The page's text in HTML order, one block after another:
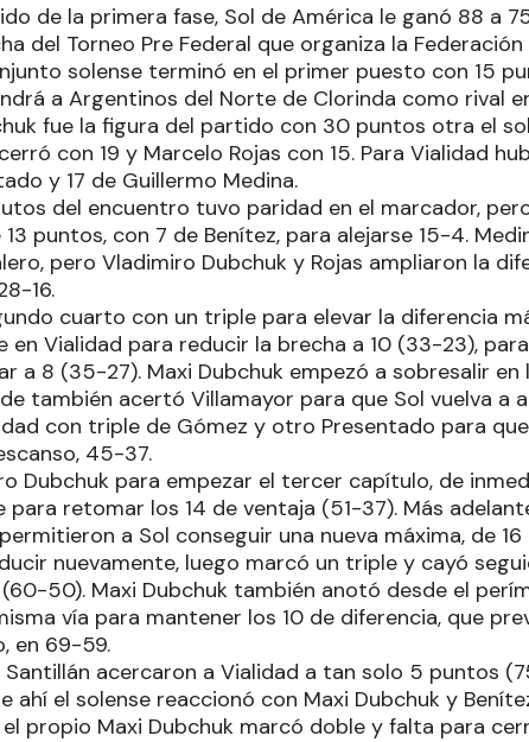
de la primera fase, Sol de América le ganó 88 a
del Torneo Pre Federal que organiza la
solense terminó en el primer puesto con 15
a Argentinos del Norte de Clorinda como rival
fue la figura del partido con 30 puntos otra el
con 19 y Marcelo Rojas con 15. Para Vialidad
y 17 de Guillermo Medina.
del encuentro tuvo paridad en el marcador,
puntos, con 7 de Benítez, para alejarse 15-4.
pero Vladimiro Dubchuk y Rojas ampliaron la
16.
cuarto con un triple para elevar la diferencia
en Vialidad para reducir la brecha a 10 (33-23),
a 8 (35-27). Maxi Dubchuk empezó a sobresalir
también acertó Villamayor para que Sol vuelva a
con triple de Gómez y otro Presentado para
45-37.
Dubchuk para empezar el tercer capítulo, de
para retomar los 14 de ventaja (51-37). Más
a Sol conseguir una nueva máxima, de
nuevamente, luego marcó un triple y cayó
50). Maxi Dubchuk también anotó desde el
vía para mantener los 10 de diferencia, que
en 69-59.
Santillán acercaron a Vialidad a tan solo 5 puntos
ahí el solense reaccionó con Maxi Dubchuk y
el propio Maxi Dubchuk marcó doble y falta para